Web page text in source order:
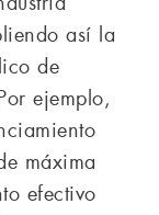
así la
de
ejemplo,
máxima
efectivo